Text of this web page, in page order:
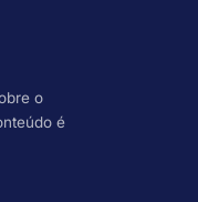
o
é